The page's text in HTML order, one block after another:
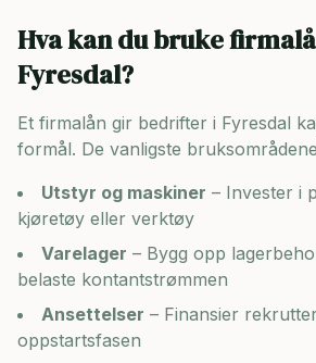
Hva kan du bruke
Fyresdal?
Et firmalån gir bedrifter i Fyresdal
formål. De vanligste
Utstyr og maskiner – Invester i
kjøretøy eller verktøy
Varelager – Bygg opp
belaste kontantstrømmen
Ansettelser – Finansier
oppstartsfasen